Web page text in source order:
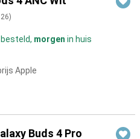
)
morgen in huis
Apple
Buds 4 Pro